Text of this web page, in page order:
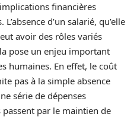
financières
d’un salarié, qu’elle
avoir des rôles variés
pose un enjeu important
humaines. En effet, le coût
pas à la simple absence
série de dépenses
par le maintien de